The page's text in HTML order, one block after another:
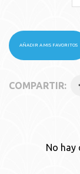
AÑADIR A MIS FAVORITOS
COMPARTIR:
No hay